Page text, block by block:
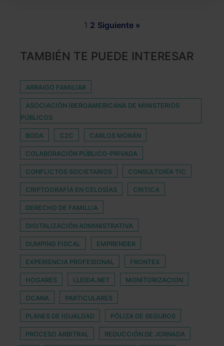
navegador. Si no seleccionas ninguna utilizaremos
Saber más acerca de las cookies
1 2 Siguiente »
TAMBIÉN TE PUEDE INTERESAR
ARRAIGO FAMILIAR
ASOCIACIÓN IBEROAMERICANA DE MINISTERIOS
PÚBLICOS
BODA C2C CARLOS MORÁN
COLABORACIÓN PÚBLICO-PRIVADA
CONFLICTOS SOCIETARIOS CONSULTORÍA TIC
CRIPTOGRAFÍA EN CELOSÍAS CRITICA
DERECHO DE FAMILLIA
DIGITALIZACIÓN ADMINISTRATIVA
DUMPING FISCAL EMPRENDER
EXPERIENCIA PROFESIONAL FRONTEX
HOGARES LLEIDA.NET MONITORIZACION
OCANA PARTICULARES
PLANES DE IGUALDAD PÓLIZA DE SEGUROS
PROCESO ARBITRAL REDUCCIÓN DE JORNADA